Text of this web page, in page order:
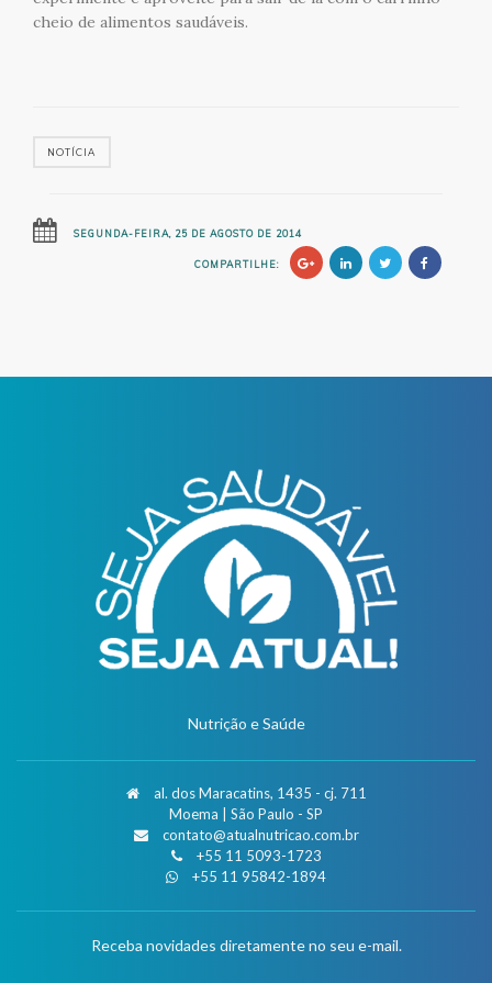
cheio de alimentos saudáveis.
NOTÍCIA
SEGUNDA-FEIRA, 25 DE AGOSTO DE 2014
COMPARTILHE:
Nutrição e Saúde
al. dos Maracatins, 1435 - cj. 711
Moema | São Paulo - SP
contato@atualnutricao.com.br
+55 11 5093-1723
+55 11 95842-1894
Receba novidades diretamente no seu e-mail.